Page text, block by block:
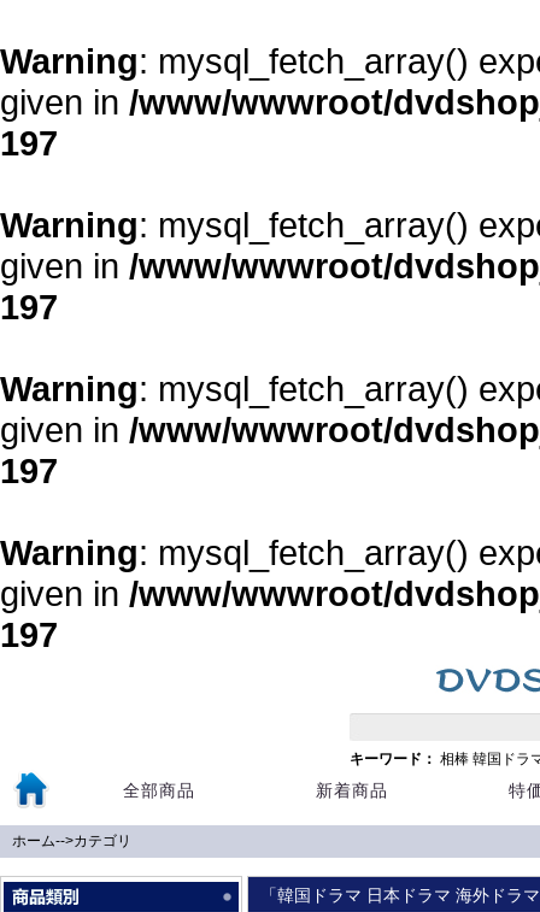
Warning: mysql_fetch_array()
given in /www/wwwroot/
197
Warning: mysql_fetch_array()
given in /www/wwwroot/
197
Warning: mysql_fetch_array()
given in /www/wwwroot/
197
Warning: mysql_fetch_array()
given in /www/wwwroot/
197
キーワード： 相棒 韓国ドラ
全部商品 新着商品 特
ホーム-->カテゴリ
「韓国ドラマ 日本ドラマ 海外ドラ